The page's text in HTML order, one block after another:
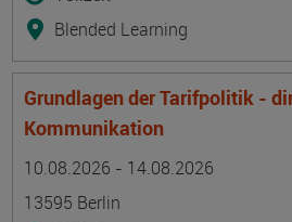
Blended Learning
Grundlagen der Tarifpolitik -
Kommunikation
10.08.2026 - 14.08.2026
13595 Berlin